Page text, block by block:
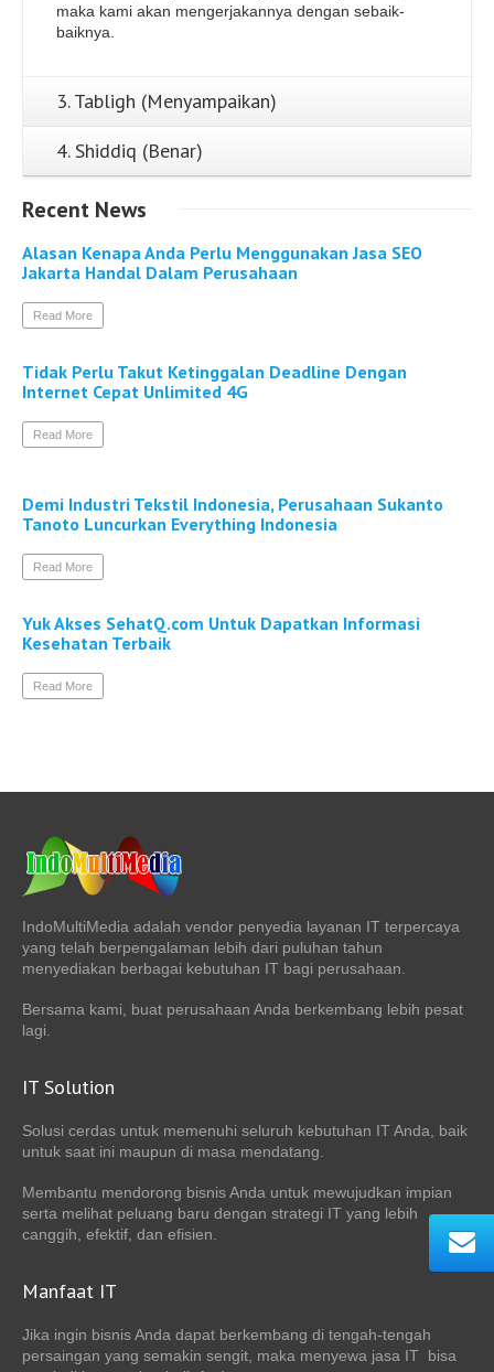
maka kami akan mengerjakannya dengan sebaik-
baiknya.
3. Tabligh (Menyampaikan)
4. Shiddiq (Benar)
Recent News
Alasan Kenapa Anda Perlu Menggunakan Jasa SEO
Jakarta Handal Dalam Perusahaan
Read More
Tidak Perlu Takut Ketinggalan Deadline Dengan
Internet Cepat Unlimited 4G
Read More
Demi Industri Tekstil Indonesia, Perusahaan Sukanto
Tanoto Luncurkan Everything Indonesia
Read More
Yuk Akses SehatQ.com Untuk Dapatkan Informasi
Kesehatan Terbaik
Read More
IndoMultiMedia adalah vendor penyedia layanan IT terpercaya
yang telah berpengalaman lebih dari puluhan tahun
menyediakan berbagai kebutuhan IT bagi perusahaan.
Bersama kami, buat perusahaan Anda berkembang lebih pesat
lagi.
IT Solution
Solusi cerdas untuk memenuhi seluruh kebutuhan IT Anda, baik
untuk saat ini maupun di masa mendatang.
Membantu mendorong bisnis Anda untuk mewujudkan impian
serta melihat peluang baru dengan strategi IT yang lebih
canggih, efektif, dan efisien.
Manfaat IT
Jika ingin bisnis Anda dapat berkembang di tengah-tengah
persaingan yang semakin sengit, maka menyewa jasa IT bisa